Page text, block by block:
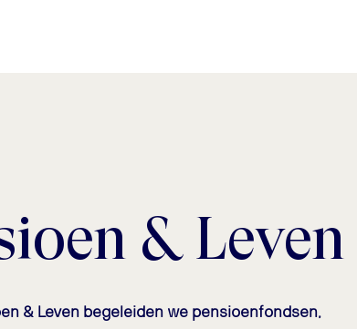
& Leven
& Leven begeleiden we pensioenfondsen,